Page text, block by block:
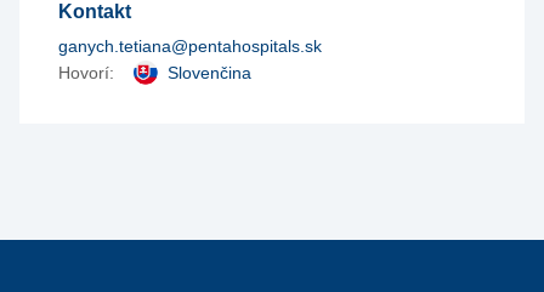
Kontakt
ganych.tetiana@pentahospitals.sk
Hovorí:
Slovenčina